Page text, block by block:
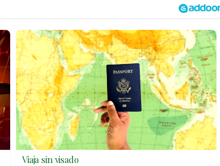
Viaja sin visado